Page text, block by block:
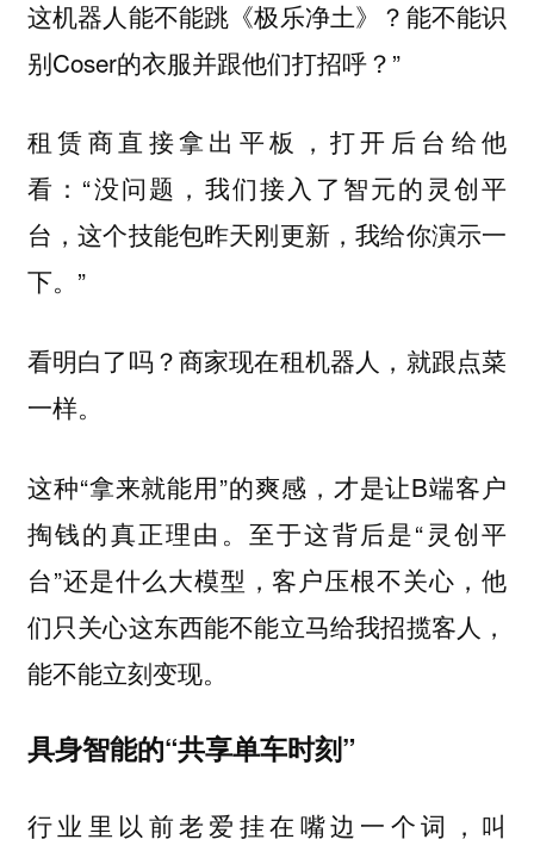
这机器人能不能跳《极乐净土》？能不能识
别Coser的衣服并跟他们打招呼？”
租赁商直接拿出平板，打开后台给他
看：“没问题，我们接入了智元的灵创平
台，这个技能包昨天刚更新，我给你演示一
下。”
看明白了吗？商家现在租机器人，就跟点菜
一样。
这种“拿来就能用”的爽感，才是让B端客户
掏钱的真正理由。至于这背后是“灵创平
台”还是什么大模型，客户压根不关心，他
们只关心这东西能不能立马给我招揽客人，
能不能立刻变现。
具身智能的“共享单车时刻”
行业里以前老爱挂在嘴边一个词，叫